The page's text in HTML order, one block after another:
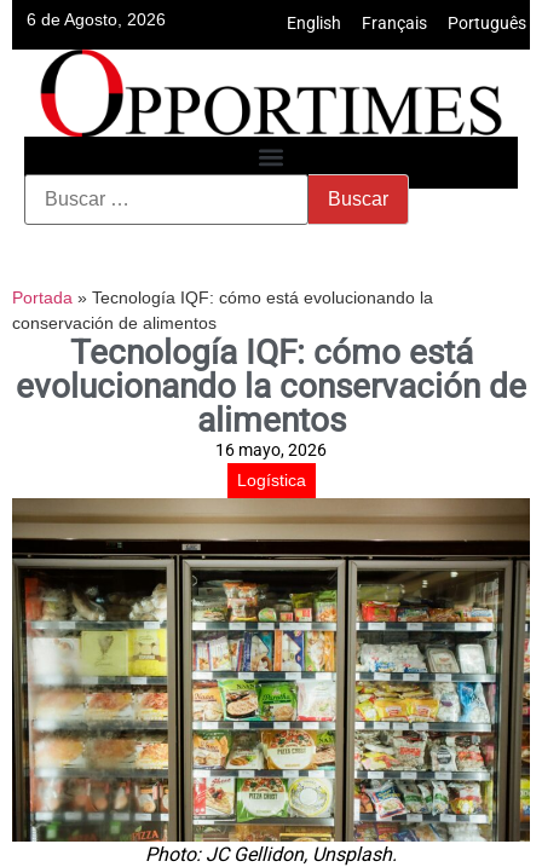
6 de Agosto, 2026 English Français Português
Portada » Tecnología IQF: cómo está evolucionando la
conservación de alimentos
Tecnología IQF: cómo está
evolucionando la conservación de
alimentos
16 mayo, 2026
Logística
Photo: JC Gellidon, Unsplash.